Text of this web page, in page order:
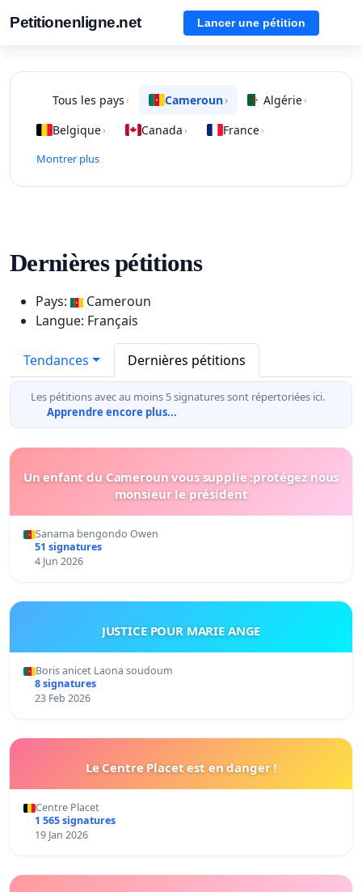
Petitionenligne.net Lancer une pétition
Tous les pays › Cameroun› Algérie›
Belgique› Canada › France›
Montrer plus
Dernières pétitions
Pays:
Cameroun
Langue: Français
Tendances Dernières pétitions
Les pétitions avec au moins 5 signatures sont répertoriées ici.
Apprendre encore plus...
Un enfant du Cameroun vous supplie :protégez nous
monsieur le président
Sanama bengondo Owen
51 signatures
4 Jun 2026
JUSTICE POUR MARIE ANGE
Boris anicet Laona soudoum
8 signatures
23 Feb 2026
Le Centre Placet est en danger !
Centre Placet
1 565 signatures
19 Jan 2026